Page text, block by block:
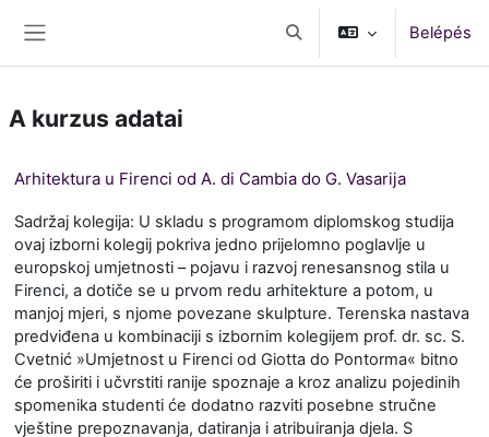
Keresési bemeneti adatok
Belépés
A kurzus adatai
Arhitektura u Firenci od A. di Cambia do G. Vasarija
Sadržaj kolegija: U skladu s programom diplomskog studija
ovaj izborni kolegij pokriva jedno prijelomno poglavlje u
europskoj umjetnosti – pojavu i razvoj renesansnog stila u
Firenci, a dotiče se u prvom redu arhitekture a potom, u
manjoj mjeri, s njome povezane skulpture. Terenska nastava
predviđena u kombinaciji s izbornim kolegijem prof. dr. sc. S.
Cvetnić »Umjetnost u Firenci od Giotta do Pontorma« bitno
će proširiti i učvrstiti ranije spoznaje a kroz analizu pojedinih
spomenika studenti će dodatno razviti posebne stručne
vještine prepoznavanja, datiranja i atribuiranja djela. S